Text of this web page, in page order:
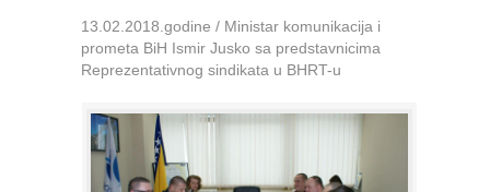
13.02.2018.godine / Ministar komunikacija i
prometa BiH Ismir Jusko sa predstavnicima
Reprezentativnog sindikata u BHRT-u